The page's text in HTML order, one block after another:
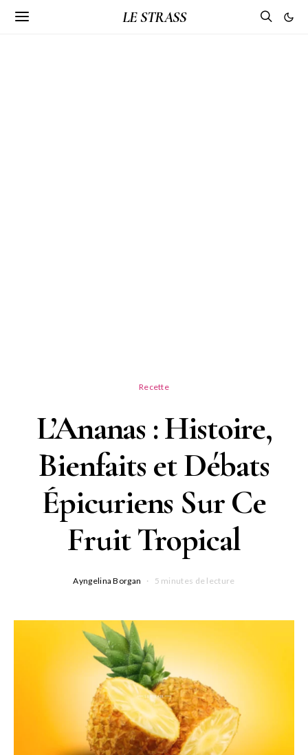
LE STRASS
Recette
L’Ananas : Histoire,
Bienfaits et Débats
Épicuriens Sur Ce
Fruit Tropical
Ayngelina Borgan 5 minutes de lecture